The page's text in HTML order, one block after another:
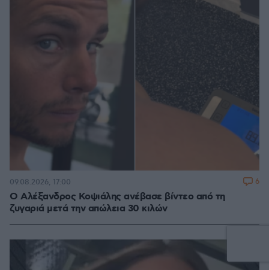
Ο Αλέξανδρος Κοψιάλης ανέβασε βίντεο από τη
ζυγαριά μετά την απώλεια 30 κιλών
09.08.2026, 17:00 6